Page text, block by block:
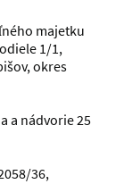
majetku
1/1,
okres
a nádvorie 25
36,